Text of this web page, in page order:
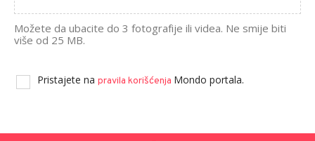
Možete da ubacite do 3 fotografije ili videa. Ne smije biti
više od 25 MB.
Pristajete na pravila korišćenja Mondo portala.